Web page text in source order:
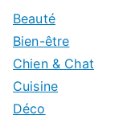
Beauté
Bien-être
Chien & Chat
Cuisine
Déco